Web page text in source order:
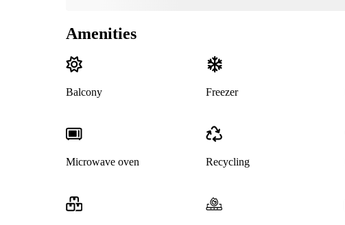
Amenities
Balcony Freezer
Microwave oven Recycling